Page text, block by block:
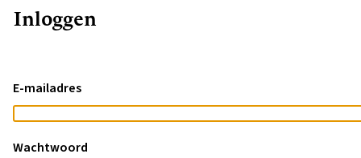
Kruimelpad
Inloggen
E-mailadres
Wachtwoord